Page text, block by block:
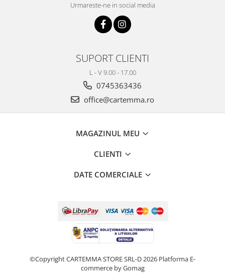
Urmareste-ne in social media
SUPORT CLIENTI
L - V 9.00 - 17.00
0745363436
office@cartemma.ro
MAGAZINUL MEU
CLIENTI
DATE COMERCIALE
©Copyright CARTEMMA STORE SRL-D 2026 Platforma E-
commerce by Gomag